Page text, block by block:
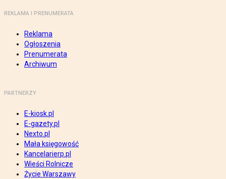
REKLAMA I PRENUMERATA
Reklama
Ogłoszenia
Prenumerata
Archiwum
PARTNERZY
E-kiosk.pl
E-gazety.pl
Nexto.pl
Mała księgowość
Kancelarierp.pl
Wieści Rolnicze
Życie Warszawy